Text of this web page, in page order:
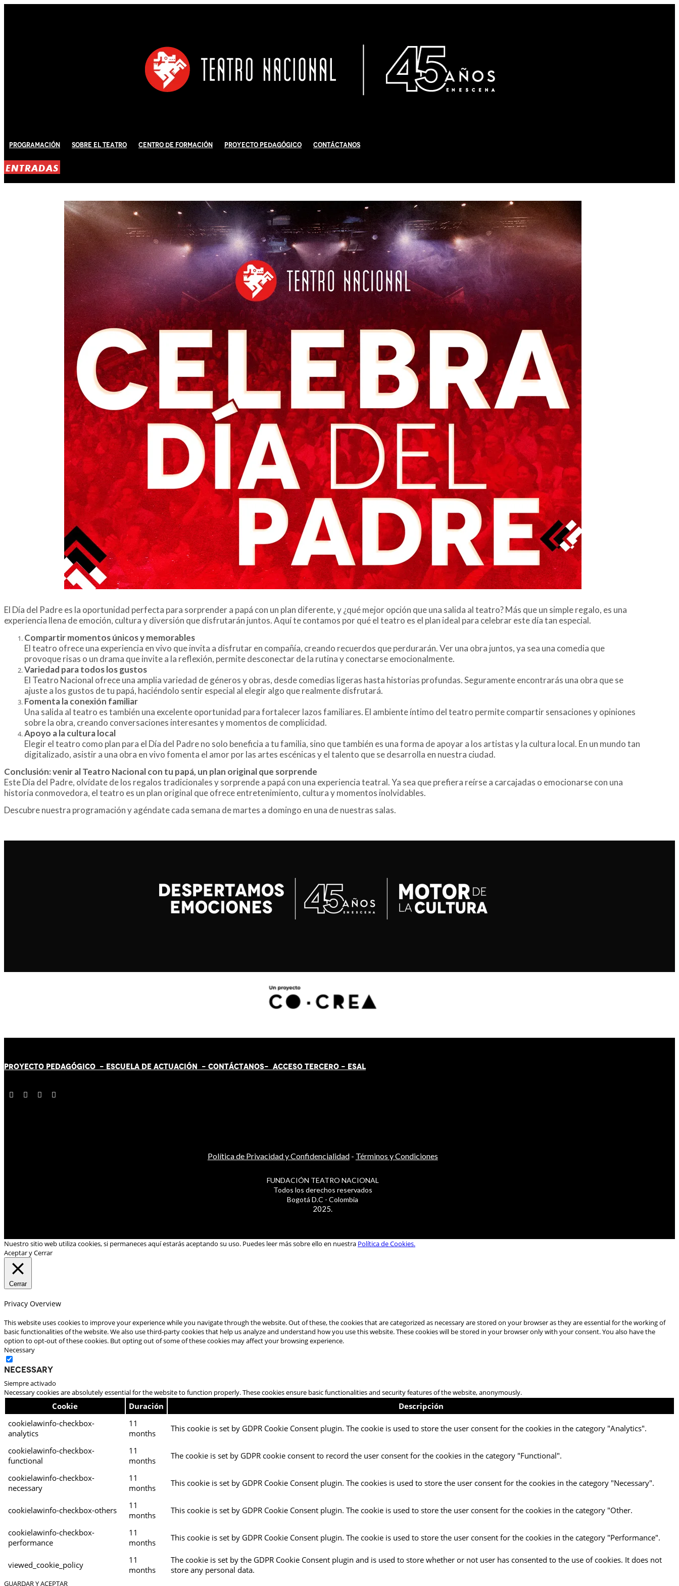
Programación Sobre El Teatro Centro de Formación Proyecto Pedagógico Contáctanos
ENTRADAS
El Día del Padre es la oportunidad perfecta para sorprender a papá con un plan diferente, y ¿qué mejor opción que una salida al teatro? Más que un simple regalo, es una
experiencia llena de emoción, cultura y diversión que disfrutarán juntos. Aquí te contamos por qué el teatro es el plan ideal para celebrar este día tan especial.
Compartir momentos únicos y memorables
El teatro ofrece una experiencia en vivo que invita a disfrutar en compañía, creando recuerdos que perdurarán. Ver una obra juntos, ya sea una comedia que
provoque risas o un drama que invite a la reflexión, permite desconectar de la rutina y conectarse emocionalmente.
Variedad para todos los gustos
El Teatro Nacional ofrece una amplia variedad de géneros y obras, desde comedias ligeras hasta historias profundas. Seguramente encontrarás una obra que se
ajuste a los gustos de tu papá, haciéndolo sentir especial al elegir algo que realmente disfrutará.
Fomenta la conexión familiar
Una salida al teatro es también una excelente oportunidad para fortalecer lazos familiares. El ambiente íntimo del teatro permite compartir sensaciones y opiniones
sobre la obra, creando conversaciones interesantes y momentos de complicidad.
Apoyo a la cultura local
Elegir el teatro como plan para el Día del Padre no solo beneficia a tu familia, sino que también es una forma de apoyar a los artistas y la cultura local. En un mundo tan
digitalizado, asistir a una obra en vivo fomenta el amor por las artes escénicas y el talento que se desarrolla en nuestra ciudad.
Conclusión: venir al Teatro Nacional con tu papá, un plan original que sorprende
Este Día del Padre, olvídate de los regalos tradicionales y sorprende a papá con una experiencia teatral. Ya sea que prefiera reírse a carcajadas o emocionarse con una
historia conmovedora, el teatro es un plan original que ofrece entretenimiento, cultura y momentos inolvidables.
Descubre nuestra programación y agéndate cada semana de martes a domingo en una de nuestras salas.
PROYECTO PEDAGÓGICO - ESCUELA DE ACTUACIÓN - CONTÁCTANOS- ACCESO TERCERO - ESAL
Política de Privacidad y Confidencialidad- Términos y Condiciones
FUNDACIÓN TEATRO NACIONAL
Todos los derechos reservados
Bogotá D.C - Colombia
2025.
Nuestro sitio web utiliza cookies, si permaneces aquí estarás aceptando su uso. Puedes leer más sobre ello en nuestra Política de Cookies.
Aceptar y Cerrar
Cerrar
Privacy Overview
This website uses cookies to improve your experience while you navigate through the website. Out of these, the cookies that are categorized as necessary are stored on your browser as they are essential for the working of
basic functionalities of the website. We also use third-party cookies that help us analyze and understand how you use this website. These cookies will be stored in your browser only with your consent. You also have the
option to opt-out of these cookies. But opting out of some of these cookies may affect your browsing experience.
Necessary
Necessary
Siempre activado
Necessary cookies are absolutely essential for the website to function properly. These cookies ensure basic functionalities and security features of the website, anonymously.
Cookie Duración
Descripción
cookielawinfo-checkbox-
analytics
11
months
This cookie is set by GDPR Cookie Consent plugin. The cookie is used to store the user consent for the cookies in the category "Analytics".
cookielawinfo-checkbox-
functional
11
months
The cookie is set by GDPR cookie consent to record the user consent for the cookies in the category "Functional".
cookielawinfo-checkbox-
necessary
11
months
This cookie is set by GDPR Cookie Consent plugin. The cookies is used to store the user consent for the cookies in the category "Necessary".
cookielawinfo-checkbox-others
11
months
This cookie is set by GDPR Cookie Consent plugin. The cookie is used to store the user consent for the cookies in the category "Other.
cookielawinfo-checkbox-
performance
11
months
This cookie is set by GDPR Cookie Consent plugin. The cookie is used to store the user consent for the cookies in the category "Performance".
viewed_cookie_policy
11
months
The cookie is set by the GDPR Cookie Consent plugin and is used to store whether or not user has consented to the use of cookies. It does not
store any personal data.
GUARDAR Y ACEPTAR